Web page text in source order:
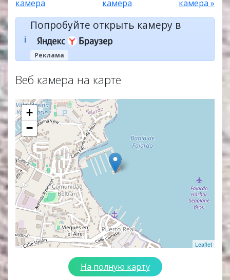
камера
камера
камера »
ℹ️
Попробуйте открыть камеру в
Реклама
Веб камера на карте
+
−
Leaflet
На полную карту